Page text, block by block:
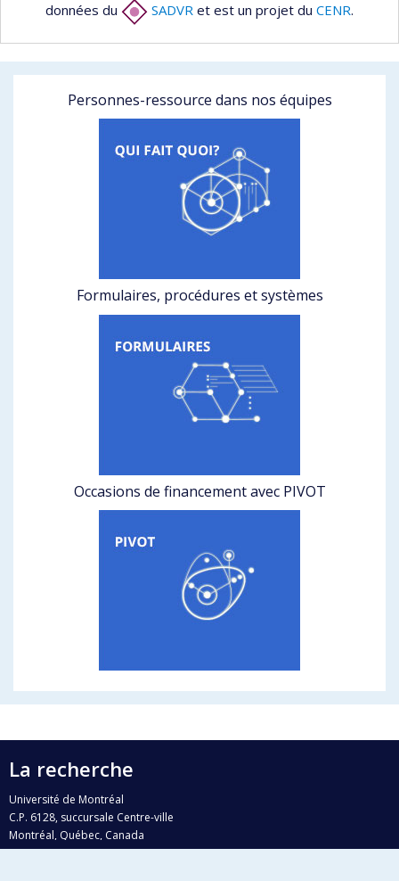
données du
SADVR et est un projet du CENR.
Personnes-ressource dans nos équipes
Formulaires, procédures et systèmes
Occasions de financement avec PIVOT
La recherche
Université de Montréal
C.P. 6128, succursale Centre-ville
Montréal, Québec, Canada
H3C 3J7